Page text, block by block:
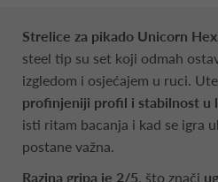
Strelice za pikado Unicorn
steel tip su set koji odmah
izgledom i osjećajem u ruci.
profinjeniji profil i stabilnost u
isti ritam bacanja i kad se igra
postane važna.
Razina gripa je 2/5, što znači